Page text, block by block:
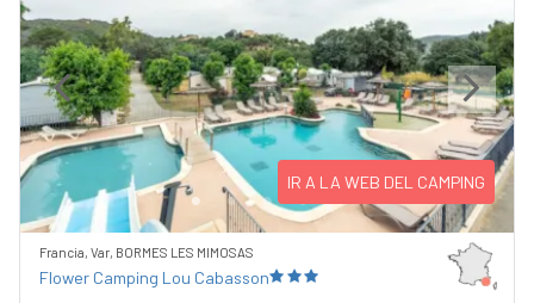
Previous Next
IR A LA WEB DEL CAMPING
Francia, Var, BORMES LES MIMOSAS
Flower Camping Lou Cabasson